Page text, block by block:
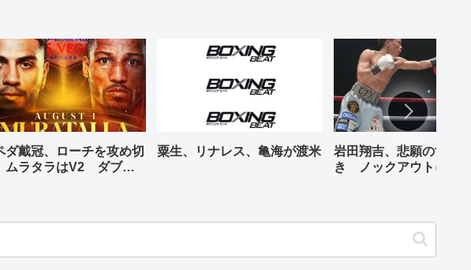
ダ戴冠、ローチを攻め切
ラタラはV2 ダブル
粟生、リナレス、亀海が渡米
岩田翔吉、悲願の世界
き ノックアウトに8回